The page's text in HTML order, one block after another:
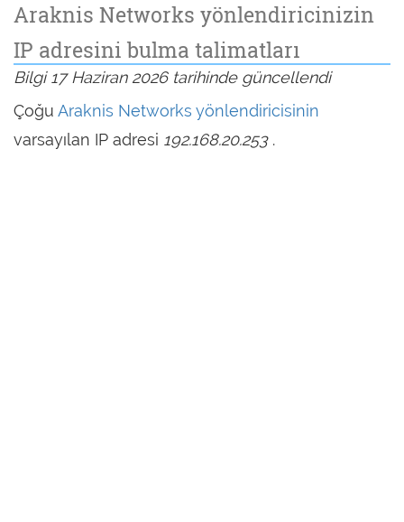
Araknis Networks yönlendiricinizin
IP adresini bulma talimatları
Bilgi 17 Haziran 2026 tarihinde güncellendi
Çoğu Araknis Networks yönlendiricisinin
varsayılan IP adresi 192.168.20.253 .